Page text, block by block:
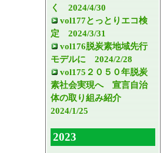
く 2024/4/30
vol177とっとりエコ検
定 2024/3/31
vol176脱炭素地域先行
モデルに 2024/2/28
vol175２０５０年脱炭
素社会実現へ 宣言自治
体の取り組み紹介
2024/1/25
2023